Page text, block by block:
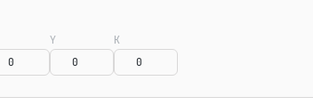
Y K